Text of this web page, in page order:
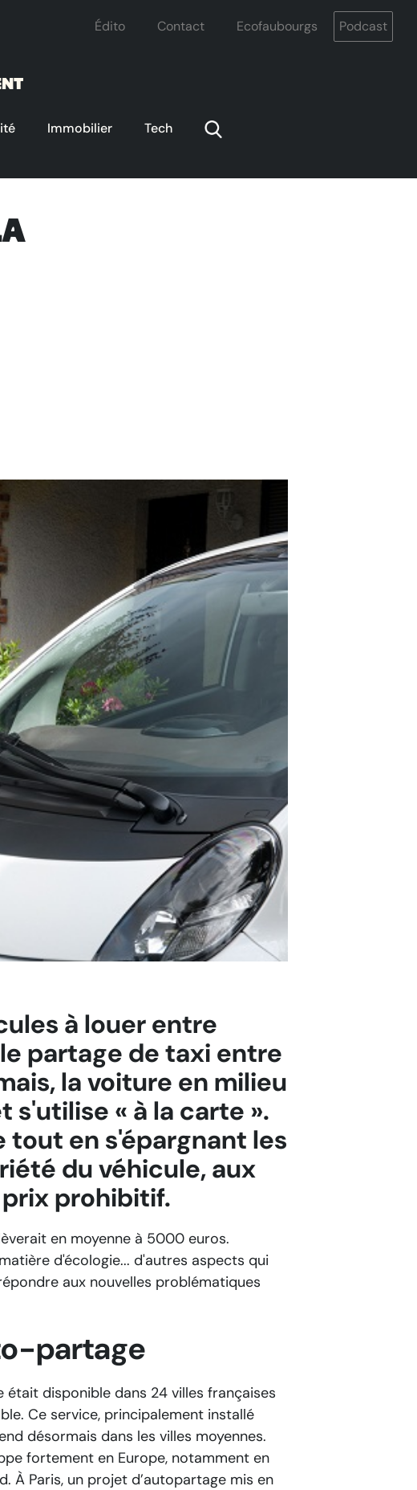
Édito Contact Ecofaubourgs Podcast
Immobilier Tech
à louer entre
partage de taxi entre
la voiture en milieu
s'utilise « à la carte ».
en s'épargnant les
du véhicule, aux
prohibitif.
en moyenne à 5000 euros.
d'écologie... d'autres aspects qui
aux nouvelles problématiques
partage
disponible dans 24 villes françaises
Ce service, principalement installé
désormais dans les villes moyennes.
fortement en Europe, notamment en
À Paris, un projet d’autopartage mis en